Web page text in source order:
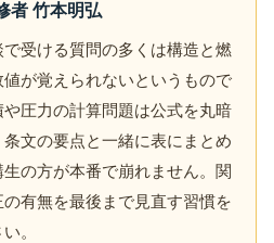
者 竹本明弘
受ける質問の多くは構造と燃
が覚えられないというもので
圧力の計算問題は公式を丸暗
文の要点と一緒に表にまとめ
の方が本番で崩れません。関
有無を最後まで見直す習慣を
。